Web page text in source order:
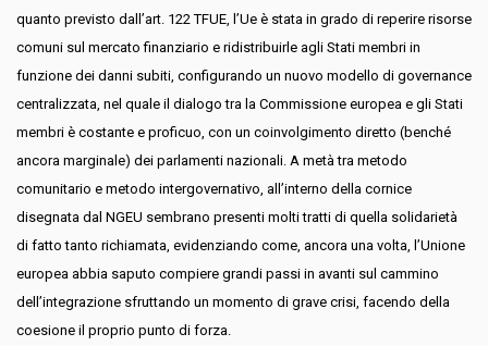
quanto previsto dall’art. 122 TFUE, l’Ue è stata in grado di reperire risorse
comuni sul mercato finanziario e ridistribuirle agli Stati membri in
funzione dei danni subiti, configurando un nuovo modello di governance
centralizzata, nel quale il dialogo tra la Commissione europea e gli Stati
membri è costante e proficuo, con un coinvolgimento diretto (benché
ancora marginale) dei parlamenti nazionali. A metà tra metodo
comunitario e metodo intergovernativo, all’interno della cornice
disegnata dal NGEU sembrano presenti molti tratti di quella solidarietà
di fatto tanto richiamata, evidenziando come, ancora una volta, l’Unione
europea abbia saputo compiere grandi passi in avanti sul cammino
dell’integrazione sfruttando un momento di grave crisi, facendo della
coesione il proprio punto di forza.